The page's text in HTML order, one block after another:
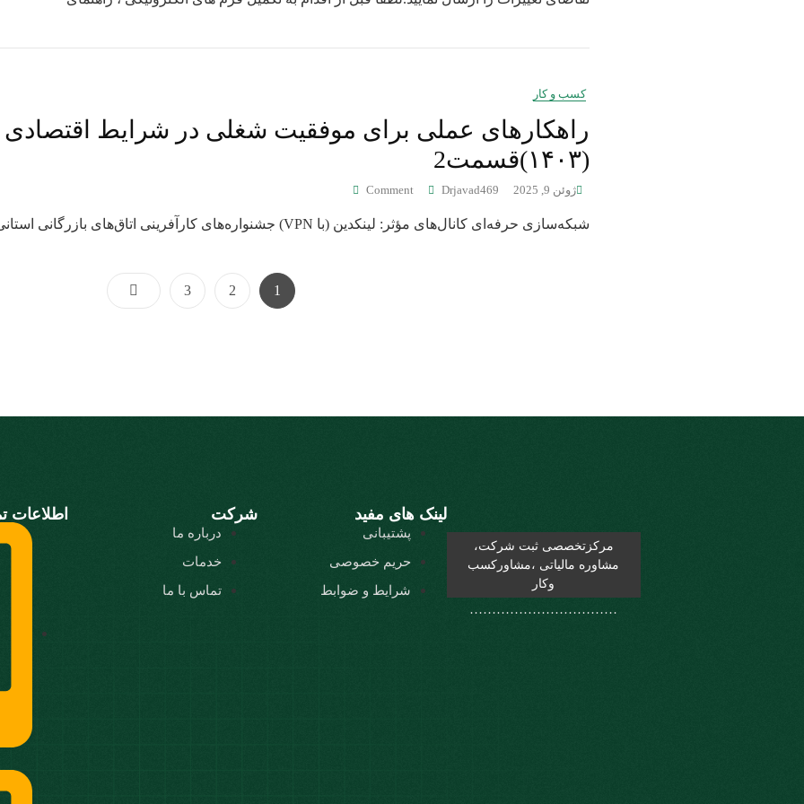
کسب و کار
راهکارهای عملی برای موفقیت شغلی در شرایط اقتصادی
(۱۴۰۳)قسمت2
ژوئن 9, 2025 Drjavad469
Comment
شبکه‌سازی حرفه‌ای کانال‌های مؤثر: لینکدین (با VPN) جشنواره‌های کارآفرینی اتاق‌های بازرگانی استانی تکنیک‌های کلیدی: ارائه
1
2
3
مرکزتخصصی ثبت شرکت،
مشاوره مالیاتی ،مشاورکسب
وکار
……………………………
لینک های مفید
پشتیبانی
حریم خصوصی
شرایط و ضوابط
شرکت
درباره ما
خدمات
تماس با ما
اطلاعات